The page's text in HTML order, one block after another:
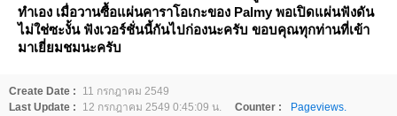
ทำเอง เมื่อวานซื้อแผ่นคาราโอเกะของ Palmy พอเปิดแผ่นฟังดัน
ไม่ใช่ซะงั้น ฟังเวอร์ชั่นนี้กันไปก่องนะครับ ขอบคุณทุกท่านที่เข้า
มาเยี่ยมชมนะครับ
Create Date :
11 กรกฎาคม 2549
Last Update :
12 กรกฎาคม 2549 0:45:09 น. Counter :
Pageviews.